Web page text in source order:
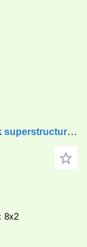
IVECO Stralis 420 8x2 / Fiault tow truck superstructure / 2 steering a
8x2